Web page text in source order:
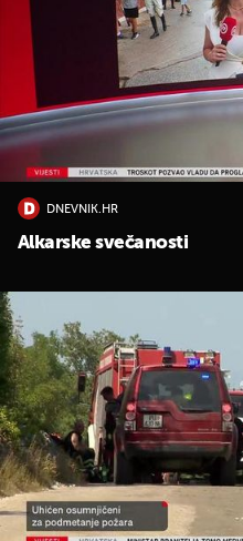
DNEVNIK.HR
Alkarske svečanosti